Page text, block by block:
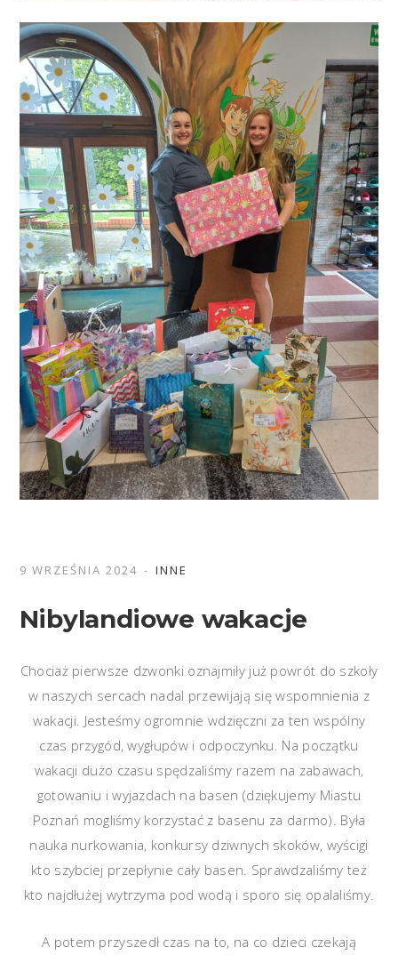
9 WRZEŚNIA 2024 INNE
Nibylandiowe wakacje
Chociaż pierwsze dzwonki oznajmiły już powrót do szkoły
w naszych sercach nadal przewijają się wspomnienia z
wakacji. Jesteśmy ogromnie wdzięczni za ten wspólny
czas przygód, wygłupów i odpoczynku. Na początku
wakacji dużo czasu spędzaliśmy razem na zabawach,
gotowaniu i wyjazdach na basen (dziękujemy Miastu
Poznań mogliśmy korzystać z basenu za darmo). Była
nauka nurkowania, konkursy dziwnych skoków, wyścigi
kto szybciej przepłynie cały basen. Sprawdzaliśmy też
kto najdłużej wytrzyma pod wodą i sporo się opalaliśmy.
A potem przyszedł czas na to, na co dzieci czekają